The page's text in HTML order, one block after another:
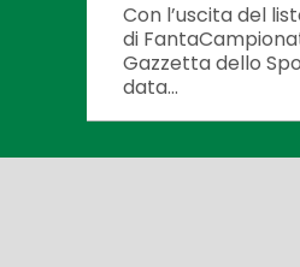
Con l’uscita del
di
Gazzetta dello
data...